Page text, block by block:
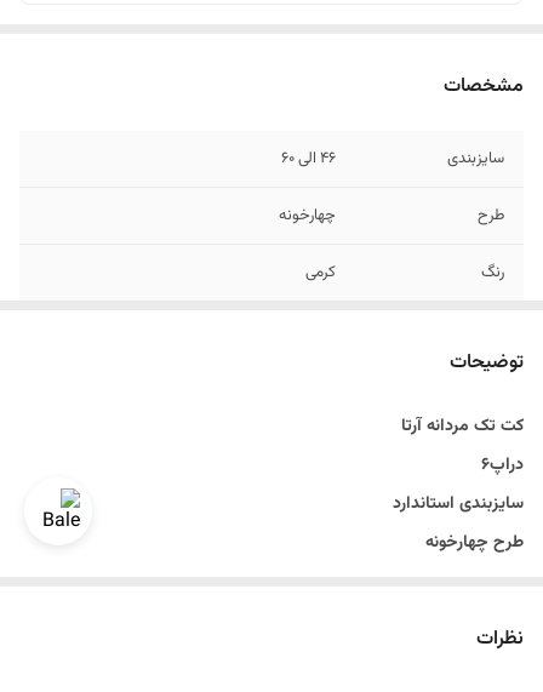
مشخصات
سایزبندی ۴۶ الی ۶۰
طرح چهارخونه
رنگ کرمی
توضیحات
کت تک مردانه آرتا
دراپ۶
سایزبندی استاندارد
طرح چهارخونه
نظرات